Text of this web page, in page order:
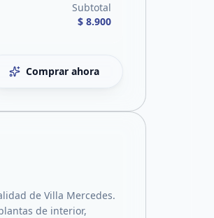
Subtotal
$ 8.900
Comprar ahora
de Villa Mercedes.
de interior,